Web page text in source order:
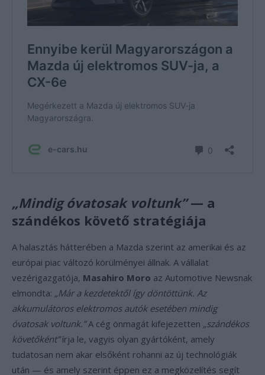
„Mindig óvatosak voltunk”— a
szándékos követő stratégiája
A halasztás hátterében a Mazda szerint az amerikai és az
európai piac változó körülményei állnak. A vállalat
vezérigazgatója, Masahiro Moro az Automotive Newsnak
elmondta: „Már a kezdetektől így döntöttünk. Az
akkumulátoros elektromos autók esetében mindig
óvatosak voltunk.”A cég önmagát kifejezetten „szándékos
követőként”írja le, vagyis olyan gyártóként, amely
tudatosan nem akar elsőként rohanni az új technológiák
után — és amely szerint éppen ez a megközelítés segít